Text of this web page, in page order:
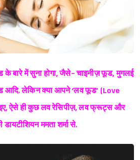
बारे में सुना होगा, जैसे- चाइनीज़ फूड, मुगलई
आदि. लेकिन क्या आपने ‘लव फूड’ (Love
ऐसे ही कुछ लव रेसिपीज़, लव फ्रूट्स और
ममता शर्मा से.